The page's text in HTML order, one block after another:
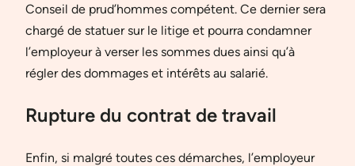
Conseil de prud’hommes compétent. Ce dernier sera
chargé de statuer sur le litige et pourra condamner
l’employeur à verser les sommes dues ainsi qu’à
régler des dommages et intérêts au salarié.
Rupture du contrat de travail
Enfin, si malgré toutes ces démarches, l’employeur